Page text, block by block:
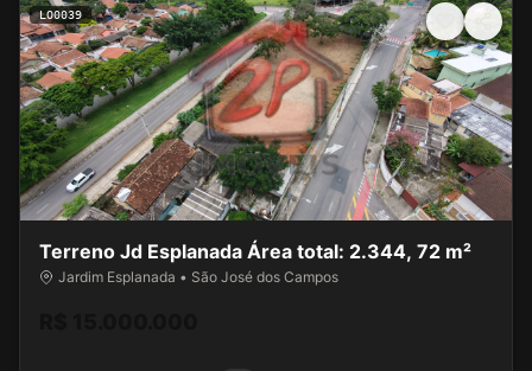
LO0039
Terreno Jd Esplanada Área total: 2.344, 72 m²
Jardim Esplanada • São José dos Campos